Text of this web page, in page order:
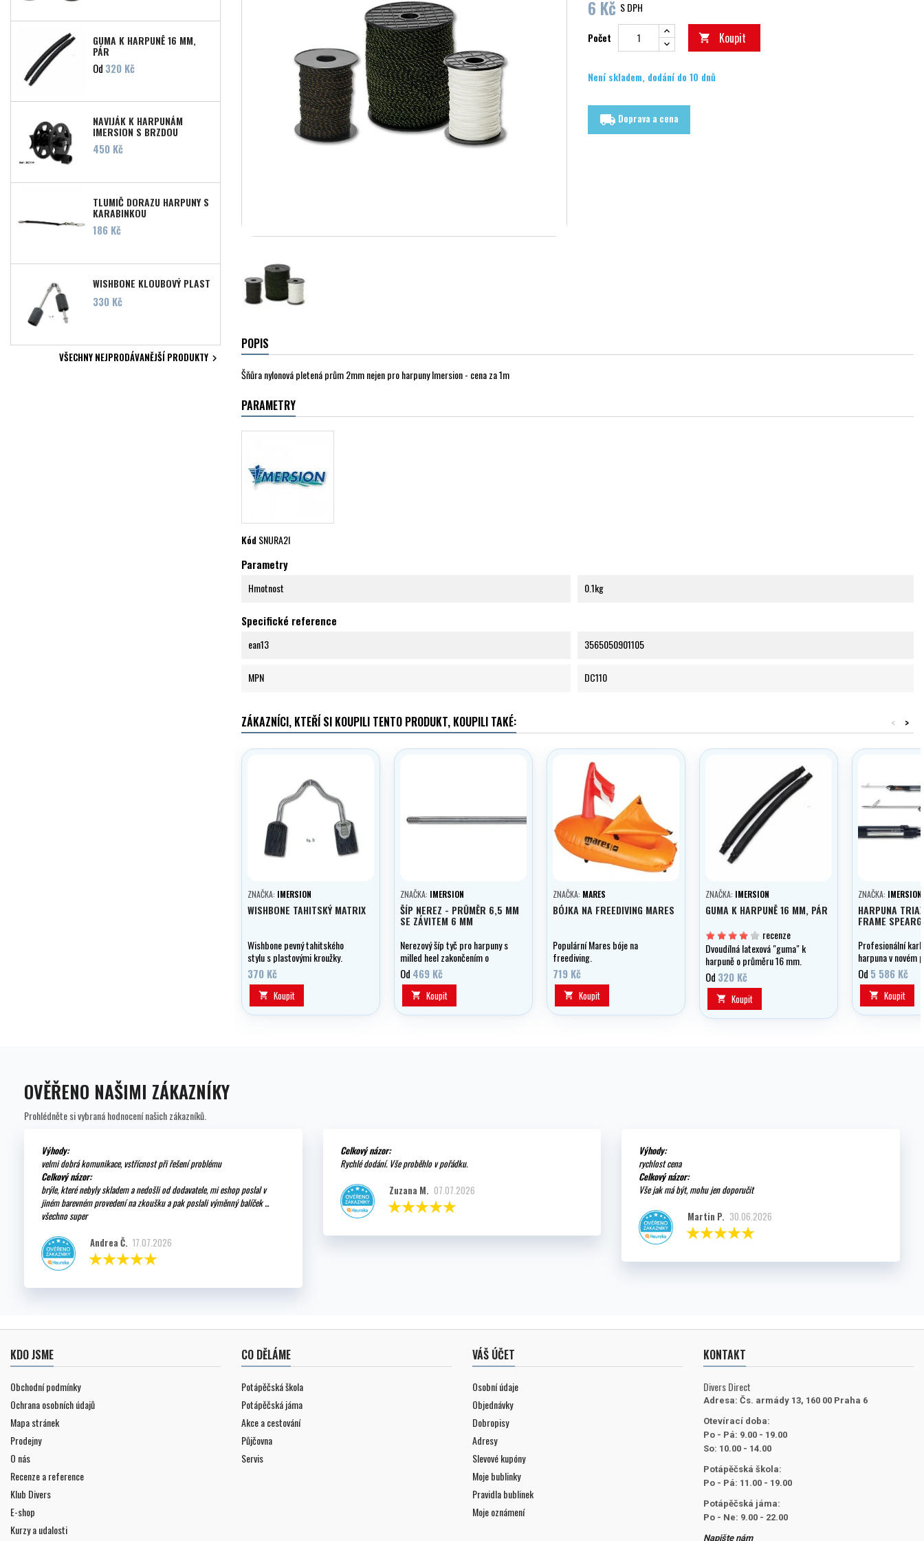
GUMA K HARPUNĚ 16 MM,
PÁR
Od Cena
320 Kč
NAVIJÁK K HARPUNÁM
IMERSION S BRZDOU
Cena
450 Kč
TLUMIČ DORAZU HARPUNY S
KARABINKOU
Cena
186 Kč
WISHBONE KLOUBOVÝ PLAST
Cena
330 Kč
VŠECHNY NEJPRODÁVANĚJŠÍ PRODUKTY 
6 Kč S DPH
Počet  Koupit
Není skladem, dodání do 10 dnů
local_shipping Doprava a cena
POPIS
Šňůra nylonová pletená prům 2mm nejen pro harpuny Imersion - cena za 1m
PARAMETRY
KódSNURA2I
Parametry
Hmotnost 0.1kg
Specifické reference
ean13 3565050901105
MPN DC110
ZÁKAZNÍCI, KTEŘÍ SI KOUPILI TENTO PRODUKT, KOUPILI TAKÉ: >
<
ZNAČKA: IMERSION
WISHBONE TAHITSKÝ MATRIX
Wishbone pevný tahitského
stylu s plastovými kroužky.
370 Kč
 Koupit
ZNAČKA: IMERSION
ŠÍP NEREZ - PRŮMĚR 6,5 MM
SE ZÁVITEM 6 MM
Nerezový šíp tyč pro harpuny s
milled heel zakončením o
průměru 6,5 mm a 6 mm
závitem
Od 469 Kč
 Koupit
ZNAČKA: MARES
BÓJKA NA FREEDIVING MARES
Populární Mares bóje na
freediving.
719 Kč
 Koupit
ZNAČKA: IMERSION
GUMA K HARPUNĚ 16 MM, PÁR
recenze
Dvoudílná latexová "guma" k
harpuně o průměru 16 mm.
Od 320 Kč
 Koupit
ZNAČKA: IMERSION
HARPUNA
FRAME
Profesionální
harpuna v novém
důmyslným
karbonové hlavně
odporem vody
Od 5 586 Kč
 Koupit
OVĚŘENO NAŠIMI ZÁKAZNÍKY
Prohlédněte si vybraná hodnocení našich zákazníků.
Výhody:
velmi dobrá komunikace, vstřícnost při řešení problému
Celkový názor:
brýle, které nebyly skladem a nedošli od dodavatele, mi eshop poslal v
jiném barevném provedení na zkoušku a pak poslali výměnný balíček ...
všechno super
Andrea Č. 17.07.2026
Celkový názor:
Rychlé dodání. Vše proběhlo v pořádku.
Zuzana M. 07.07.2026
Výhody:
rychlost cena
Celkový názor:
Vše jak má být, mohu jen doporučit
Martin P. 30.06.2026
KDO JSME
Obchodní podmínky
Ochrana osobních údajů
Mapa stránek
Prodejny
O nás
Recenze a reference
Klub Divers
E-shop
Kurzy a udalosti
CO DĚLÁME
Potápěčská škola
Potápěčská jáma
Akce a cestování
Půjčovna
Servis
VÁŠ ÚČET
Osobní údaje
Objednávky
Dobropisy
Adresy
Slevové kupóny
Moje bublinky
Pravidla bublinek
Moje oznámení
KONTAKT
Divers Direct
Adresa: Čs. armády 13, 160 00 Praha 6
Otevírací doba:
Po - Pá: 9.00 - 19.00
So: 10.00 - 14.00
Potápěčská škola:
Po - Pá: 11.00 - 19.00
Potápěčská jáma:
Po - Ne: 9.00 - 22.00
Napište nám